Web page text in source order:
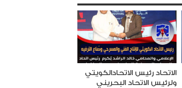
الاتحاد رئيس الاتحادالكويتي
ولرئيس الاتحاد البحريني